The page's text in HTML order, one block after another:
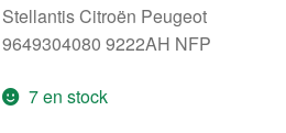
Stellantis Citroën Peugeot
9649304080 9222AH NFP
7 en stock